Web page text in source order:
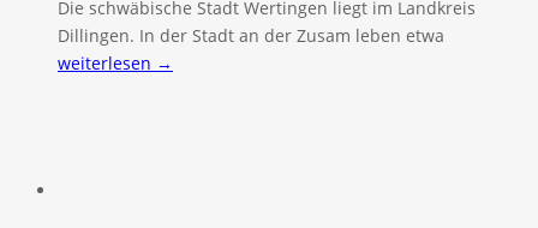
Die schwäbische Stadt Wertingen liegt im Landkreis
Dillingen. In der Stadt an der Zusam leben etwa
weiterlesen →